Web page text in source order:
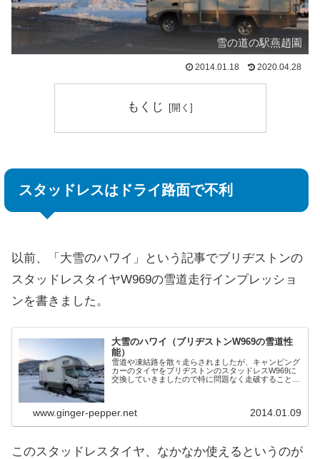
雪の道の駅燕趙園
2014.01.18 2020.04.28
もくじ
スタッドレスはドライ路面で不利
以前、「大雪のハワイ」という記事でブリヂストンの
スタッドレスタイヤW969の雪道走行インプレッショ
ンを書きました。
大雪のハワイ（ブリヂストンW969の雪道性
能）
雪道や凍結路を散々走らされましたが、キャンピング
カーのタイヤをブリヂストンのスタッドレスW969に
交換していきましたので特に問題なく走破することが
www.ginger-pepper.net 2014.01.09
このスタッドレスタイヤ、なかなか使えるというのが